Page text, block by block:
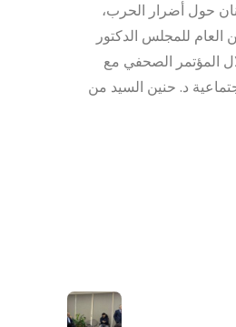
حول أضرار الحرب،
العام للمجلس الدكتور
المؤتمر الصحفي مع
د. حنين السيد من